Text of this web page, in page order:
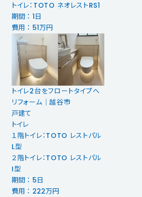
トイレ：TOTO ネオレストRS1
期間 ： 1日
費用 ： 51万円
トイレ2台をフロートタイプへ
リフォーム｜越谷市
戸建て
トイレ
１階トイレ：TOTO レストパル
L型
２階トイレ：TOTO レストパル
I型
期間 ： 5日
費用 ： 222万円